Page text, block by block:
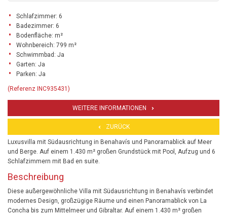
Schlafzimmer: 6
Badezimmer: 6
Bodenfläche: m²
Wohnbereich: 799 m²
Schwimmbad: Ja
Garten: Ja
Parken: Ja
(Referenz INC935431)
WEITERE INFORMATIONEN
ZURÜCK
Luxusvilla mit Südausrichtung in Benahavís und Panoramablick auf Meer
und Berge. Auf einem 1.430 m² großen Grundstück mit Pool, Aufzug und 6
Schlafzimmern mit Bad en suite.
Beschreibung
Diese außergewöhnliche Villa mit Südausrichtung in Benahavís verbindet
modernes Design, großzügige Räume und einen Panoramablick von La
Concha bis zum Mittelmeer und Gibraltar. Auf einem 1.430 m² großen